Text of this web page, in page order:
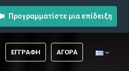
Προγραμματίστε μια επίδειξη
ΕΓΓΡΑΦΉ ΑΓΟΡΆ